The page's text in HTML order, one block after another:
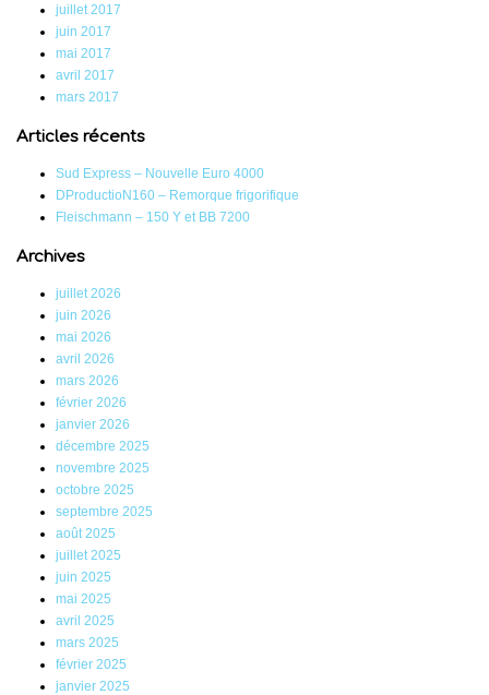
juillet 2017
juin 2017
mai 2017
avril 2017
mars 2017
Articles récents
Sud Express – Nouvelle Euro 4000
DProductioN160 – Remorque frigorifique
Fleischmann – 150 Y et BB 7200
Archives
juillet 2026
juin 2026
mai 2026
avril 2026
mars 2026
février 2026
janvier 2026
décembre 2025
novembre 2025
octobre 2025
septembre 2025
août 2025
juillet 2025
juin 2025
mai 2025
avril 2025
mars 2025
février 2025
janvier 2025